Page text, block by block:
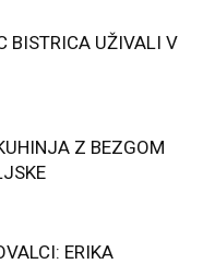
BISTRICA UŽIVALI V
Z BEZGOM
ERIKA